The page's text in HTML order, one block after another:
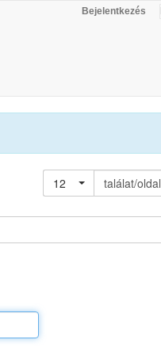
Bejelentkezés
12
találat/oldal